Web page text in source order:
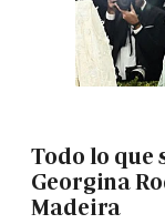
Todo lo que
Georgina
Madeira